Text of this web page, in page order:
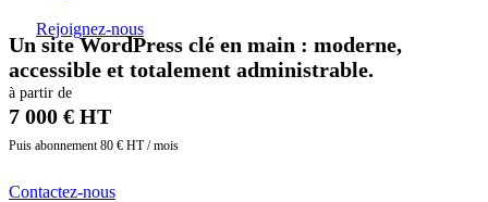
Rejoignez-nous
Un site WordPress clé en main : moderne,
accessible et totalement administrable.
à partir de
7 000 € HT
Puis abonnement 80 € HT / mois
Contactez-nous